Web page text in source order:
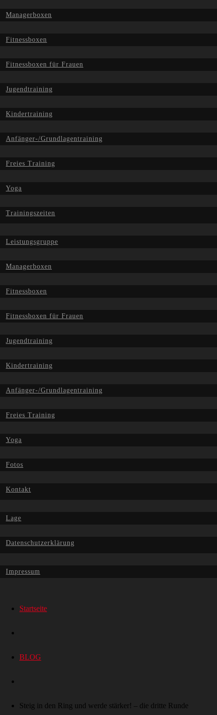
Managerboxen
Fitnessboxen
Fitnessboxen für Frauen
Jugendtraining
Kindertraining
Anfänger-/Grundlagentraining
Freies Training
Yoga
Trainingszeiten
Leistungsgruppe
Managerboxen
Fitnessboxen
Fitnessboxen für Frauen
Jugendtraining
Kindertraining
Anfänger-/Grundlagentraining
Freies Training
Yoga
Fotos
Kontakt
Lage
Datenschutzerklärung
Impressum
Startseite
BLOG
Steig in den Ring und werde stärker! – die dritte Runde